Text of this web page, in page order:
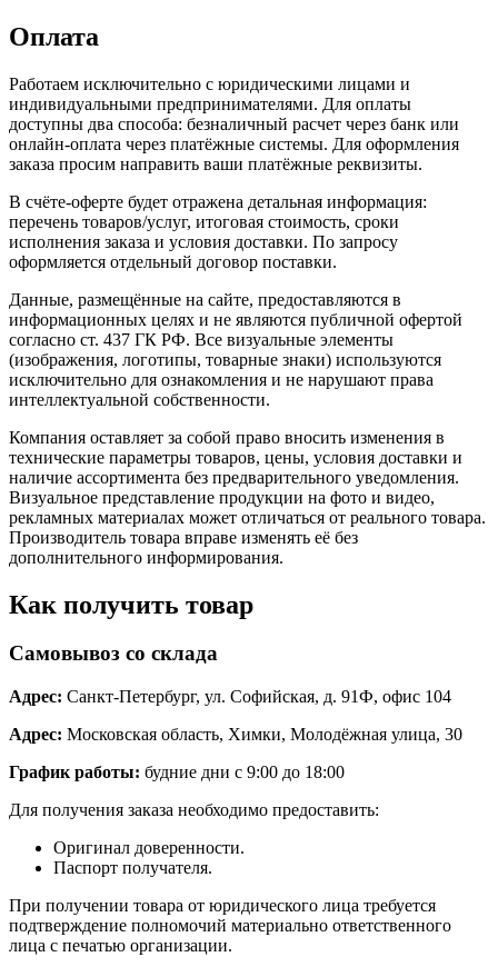
Оплата
Работаем исключительно с юридическими лицами и
индивидуальными предпринимателями. Для оплаты
доступны два способа: безналичный расчет через банк или
онлайн-оплата через платёжные системы. Для оформления
заказа просим направить ваши платёжные реквизиты.
В счёте-оферте будет отражена детальная информация:
перечень товаров/услуг, итоговая стоимость, сроки
исполнения заказа и условия доставки. По запросу
оформляется отдельный договор поставки.
Данные, размещённые на сайте, предоставляются в
информационных целях и не являются публичной офертой
согласно ст. 437 ГК РФ. Все визуальные элементы
(изображения, логотипы, товарные знаки) используются
исключительно для ознакомления и не нарушают права
интеллектуальной собственности.
Компания оставляет за собой право вносить изменения в
технические параметры товаров, цены, условия доставки и
наличие ассортимента без предварительного уведомления.
Визуальное представление продукции на фото и видео,
рекламных материалах может отличаться от реального товара.
Производитель товара вправе изменять её без
дополнительного информирования.
Как получить товар
Самовывоз со склада
Адрес: Санкт-Петербург, ул. Софийская, д. 91Ф, офис 104
Адрес: Московская область, Химки, Молодёжная улица, 30
График работы: будние дни с 9:00 до 18:00
Для получения заказа необходимо предоставить:
Оригинал доверенности.
Паспорт получателя.
При получении товара от юридического лица требуется
подтверждение полномочий материально ответственного
лица с печатью организации.